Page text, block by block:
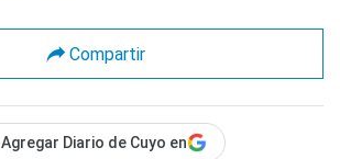
Compartir
Agregar Diario de Cuyo en